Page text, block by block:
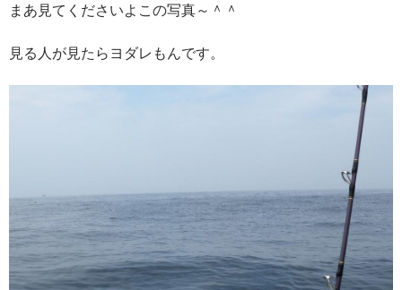
まあ見てくださいよこの写真～＾＾
見る人が見たらヨダレもんです。